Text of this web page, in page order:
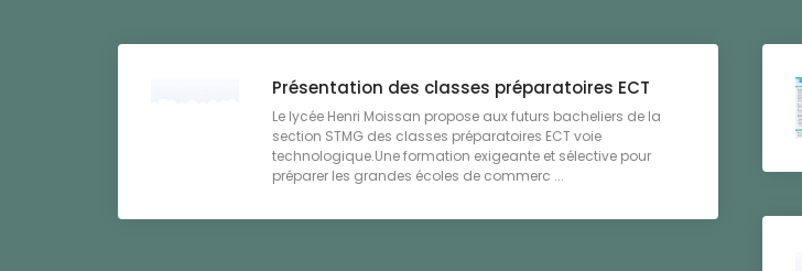
Présentation des classes préparatoires ECT
Le lycée Henri Moissan propose aux futurs bacheliers de la
section STMG des classes préparatoires ECT voie
technologique.Une formation exigeante et sélective pour
préparer les grandes écoles de commerc ...